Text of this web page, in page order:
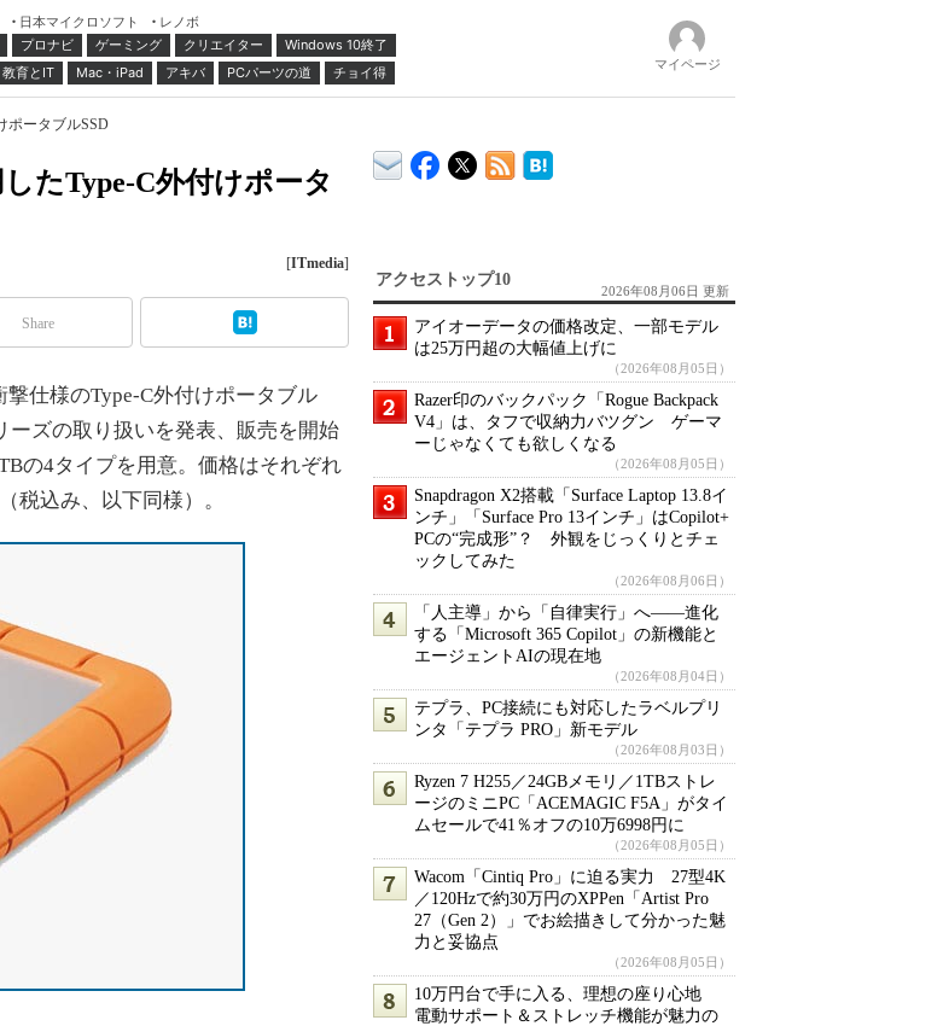
日本マイクロソフト
レノボ
プロナビ ゲーミング クリエイター
Windows 10終了
教育とIT Mac・iPad アキバ PCパーツの道 チョイ得 マイページ
ポータブルSSD
たType-C外付けポータ
[ITmedia]
Share
仕様のType-C外付けポータブル
ーズの取り扱いを発表、販売を開始
の4タイプを用意。価格はそれぞれ
税込み、以下同様）。
アクセストップ10
2026年08月06日 更新
アイオーデータの価格改定、一部モデル
は25万円超の大幅値上げに
（2026年08月05日）
Razer印のバックパック「Rogue Backpack
V4」は、タフで収納力バツグン ゲーマ
ーじゃなくても欲しくなる
（2026年08月05日）
Snapdragon X2搭載「Surface Laptop 13.8イ
ンチ」「Surface Pro 13インチ」はCopilot+
PCの“完成形”？ 外観をじっくりとチェ
ックしてみた
（2026年08月06日）
「人主導」から「自律実行」へ――進化
する「Microsoft 365 Copilot」の新機能と
エージェントAIの現在地
（2026年08月04日）
テプラ、PC接続にも対応したラベルプリ
ンタ「テプラ PRO」新モデル
（2026年08月03日）
Ryzen 7 H255／24GBメモリ／1TBストレ
ージのミニPC「ACEMAGIC F5A」がタイ
ムセールで41％オフの10万6998円に
（2026年08月05日）
Wacom「Cintiq Pro」に迫る実力 27型4K
／120Hzで約30万円のXPPen「Artist Pro
27（Gen 2）」でお絵描きして分かった魅
力と妥協点
（2026年08月05日）
10万円台で手に入る、理想の座り心地
電動サポート＆ストレッチ機能が魅力の